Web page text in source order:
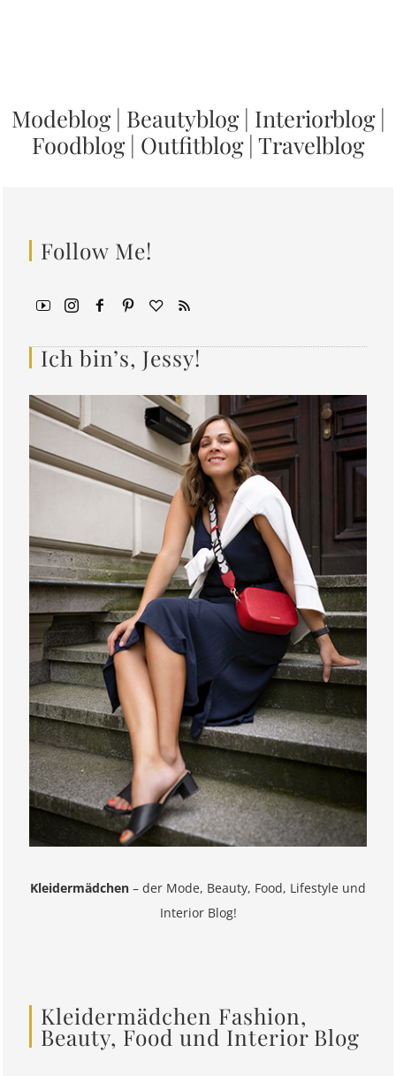
Modeblog| Beautyblog| Interiorblog|
Foodblog| Outfitblog| Travelblog
Follow Me!
Ich bin’s, Jessy!
Kleidermädchen – der Mode, Beauty, Food, Lifestyle und
Interior Blog!
Kleidermädchen Fashion,
Beauty, Food und Interior Blog